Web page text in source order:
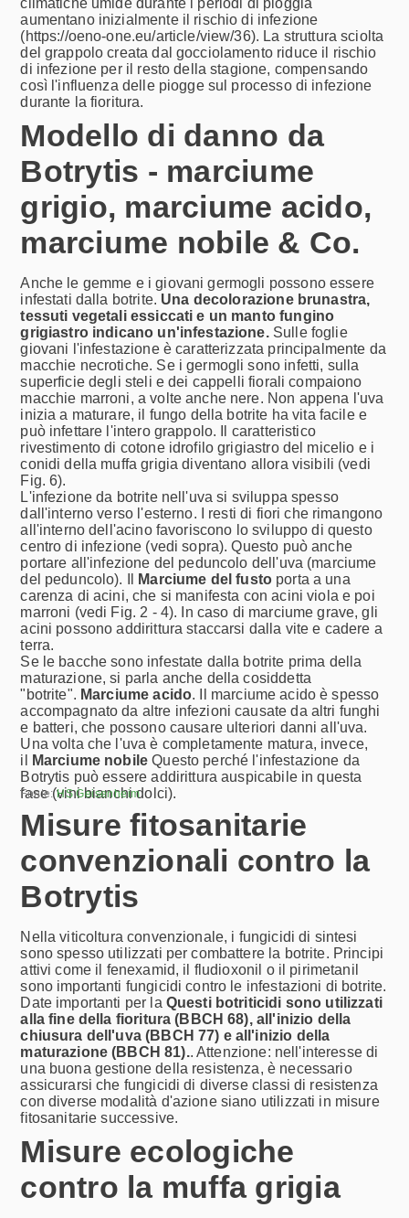
aumentano inizialmente il rischio di infezione
(https://oeno-one.eu/article/view/36). La struttura sciolta
del grappolo creata dal gocciolamento riduce il rischio
di infezione per il resto della stagione, compensando
così l'influenza delle piogge sul processo di infezione
durante la fioritura.
Modello di danno da
Botrytis - marciume
grigio, marciume acido,
marciume nobile & Co.
Anche le gemme e i giovani germogli possono essere
infestati dalla botrite. Una decolorazione brunastra,
tessuti vegetali essiccati e un manto fungino
grigiastro indicano un'infestazione.Sulle foglie
giovani l'infestazione è caratterizzata principalmente da
macchie necrotiche. Se i germogli sono infetti, sulla
superficie degli steli e dei cappelli fiorali compaiono
macchie marroni, a volte anche nere. Non appena l'uva
inizia a maturare, il fungo della botrite ha vita facile e
può infettare l'intero grappolo. Il caratteristico
rivestimento di cotone idrofilo grigiastro del micelio e i
conidi della muffa grigia diventano allora visibili (vedi
Fig. 6).
L'infezione da botrite nell'uva si sviluppa spesso
dall'interno verso l'esterno. I resti di fiori che rimangono
all'interno dell'acino favoriscono lo sviluppo di questo
centro di infezione (vedi sopra). Questo può anche
portare all'infezione del peduncolo dell'uva (marciume
del peduncolo). Il
Marciume del fustoporta a una
carenza di acini, che si manifesta con acini viola e poi
marroni (vedi Fig. 2 - 4). In caso di marciume grave, gli
acini possono addirittura staccarsi dalla vite e cadere a
terra.
Se le bacche sono infestate dalla botrite prima della
maturazione, si parla anche della cosiddetta
"botrite". Marciume acido. Il marciume acido è spesso
accompagnato da altre infezioni causate da altri funghi
e batteri, che possono causare ulteriori danni all'uva.
Una volta che l'uva è completamente matura, invece,
il
Marciume nobile Questo perché l'infestazione da
Botrytis può essere addirittura auspicabile in questa
fase (vini bianchi dolci).
Fig. 1: Macchie necrotiche sulla foglia
Fig. 2: Inizio della decolorazione dell'uva
Fig. 3: L'uva cambia colore
Fig. 4: bacca e micelio decolorati
Fig. 5: Marciume grigio sull'intero grappolo
Fig. 6: Micelio e conidi visibili
Fonte:HS Geisenheim
Misure fitosanitarie
convenzionali contro la
Botrytis
Nella viticoltura convenzionale, i fungicidi di sintesi
sono spesso utilizzati per combattere la botrite. Principi
attivi come il fenexamid, il fludioxonil o il pirimetanil
sono importanti fungicidi contro le infestazioni di botrite.
Date importanti per la Questi botriticidi sono utilizzati
alla fine della fioritura (BBCH 68), all'inizio della
chiusura dell'uva (BBCH 77) e all'inizio della
maturazione (BBCH 81).. Attenzione: nell'interesse di
una buona gestione della resistenza, è necessario
assicurarsi che fungicidi di diverse classi di resistenza
con diverse modalità d'azione siano utilizzati in misure
fitosanitarie successive.
Misure ecologiche
contro la muffa grigia